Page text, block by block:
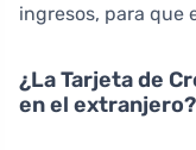
ingresos, para que
¿La Tarjeta de
en el extranjero?